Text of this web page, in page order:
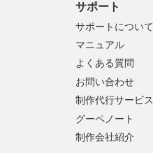
サポート
サポートについて
マニュアル
よくある質問
お問い合わせ
制作代行サービス
グーペノート
制作会社紹介